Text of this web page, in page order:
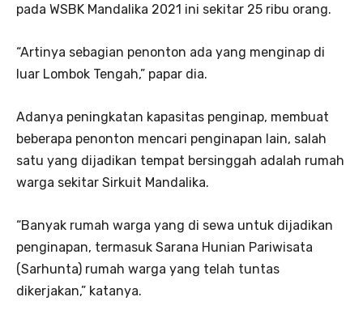
pada WSBK Mandalika 2021 ini sekitar 25 ribu orang.
“Artinya sebagian penonton ada yang menginap di
luar Lombok Tengah,” papar dia.
Adanya peningkatan kapasitas penginap, membuat
beberapa penonton mencari penginapan lain, salah
satu yang dijadikan tempat bersinggah adalah rumah
warga sekitar Sirkuit Mandalika.
“Banyak rumah warga yang di sewa untuk dijadikan
penginapan, termasuk Sarana Hunian Pariwisata
(Sarhunta) rumah warga yang telah tuntas
dikerjakan,” katanya.